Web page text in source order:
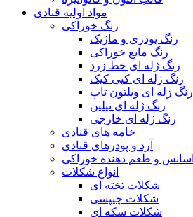
مواد اولیه قنادی
رنگ خوراکی
رنگ پودری و ماژیک
رنگ مایع خوراکی
رنگ ژله ای خط زرد
رنگ ژله ای کپی کیک
رنگ ژله ای ویلتون تاپ
رنگ ژله ای نیلین
رنگ ژله ای خارجی
خامه های قنادی
آرد و پودرهای قنادی
اسانس و طعم دهنده خوراکی
انواع شکلات
شکلات تخته ای
شکلات چیپسی
شکلات سکه ای